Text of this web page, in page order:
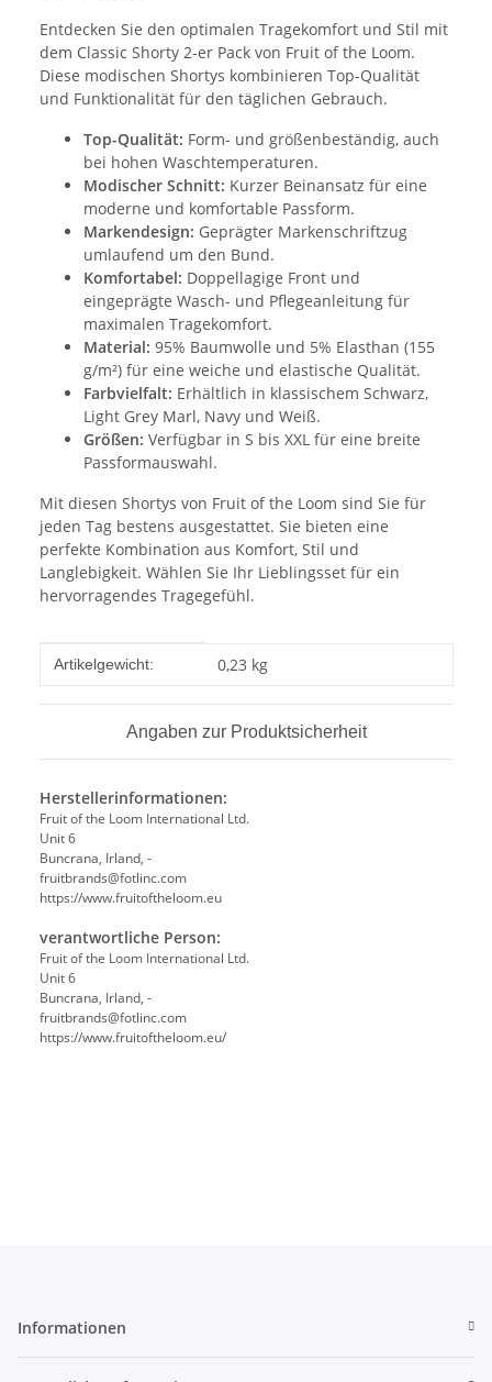
Entdecken Sie den optimalen Tragekomfort und Stil mit
dem Classic Shorty 2-er Pack von Fruit of the Loom.
Diese modischen Shortys kombinieren Top-Qualität
und Funktionalität für den täglichen Gebrauch.
Top-Qualität: Form- und größenbeständig, auch
bei hohen Waschtemperaturen.
Modischer Schnitt: Kurzer Beinansatz für eine
moderne und komfortable Passform.
Markendesign: Geprägter Markenschriftzug
umlaufend um den Bund.
Komfortabel: Doppellagige Front und
eingeprägte Wasch- und Pflegeanleitung für
maximalen Tragekomfort.
Material: 95% Baumwolle und 5% Elasthan (155
g/m²) für eine weiche und elastische Qualität.
Farbvielfalt: Erhältlich in klassischem Schwarz,
Light Grey Marl, Navy und Weiß.
Größen: Verfügbar in S bis XXL für eine breite
Passformauswahl.
Mit diesen Shortys von Fruit of the Loom sind Sie für
jeden Tag bestens ausgestattet. Sie bieten eine
perfekte Kombination aus Komfort, Stil und
Langlebigkeit. Wählen Sie Ihr Lieblingsset für ein
hervorragendes Tragegefühl.
Produkteigenschaft
Wert
Artikelgewicht: 0,23 kg
Angaben zur Produktsicherheit
Herstellerinformationen:
Fruit of the Loom International Ltd.
Unit 6
Buncrana, Irland, -
fruitbrands@fotlinc.com
https://www.fruitoftheloom.eu
verantwortliche Person:
Fruit of the Loom International Ltd.
Unit 6
Buncrana, Irland, -
fruitbrands@fotlinc.com
https://www.fruitoftheloom.eu/
Informationen